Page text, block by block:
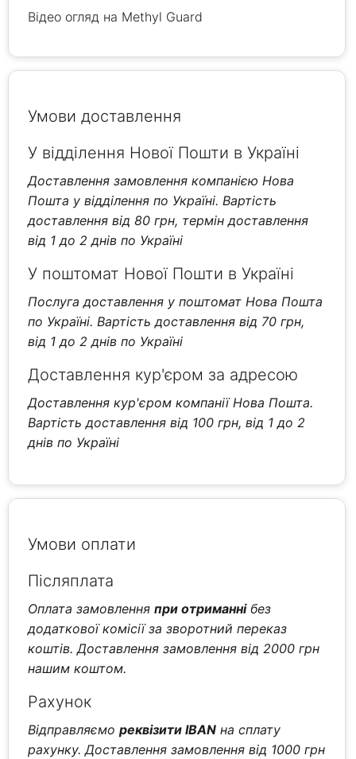
Відео огляд на Methyl Guard
Умови доставлення
У відділення Нової Пошти в Україні
Доставлення замовлення компанією Нова
Пошта у відділення по Україні. Вартість
доставлення від 80 грн, термін доставлення
від 1 до 2 днів по Україні
У поштомат Нової Пошти в Україні
Послуга доставлення у поштомат Нова Пошта
по Україні. Вартість доставлення від 70 грн,
від 1 до 2 днів по Україні
Доставлення кур'єром за адресою
Доставлення кур'єром компанії Нова Пошта.
Вартість доставлення від 100 грн, від 1 до 2
днів по Україні
Умови оплати
Післяплата
Оплата замовленняпри отриманнібез
додаткової комісії за зворотний переказ
коштів. Доставлення замовлення від 2000 грн
нашим коштом.
Рахунок
Відправляємореквізити IBAN на сплату
рахунку. Доставлення замовлення від 1000 грн